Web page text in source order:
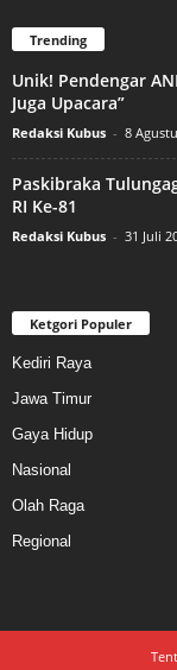
Trending
Unik! Pendengar
Juga Upacara”
Redaksi Kubus - 8
Paskibraka
RI Ke-81
Redaksi Kubus - 31 Juli
Ketgori Populer
Kediri Raya
Jawa Timur
Gaya Hidup
Nasional
Olah Raga
Regional